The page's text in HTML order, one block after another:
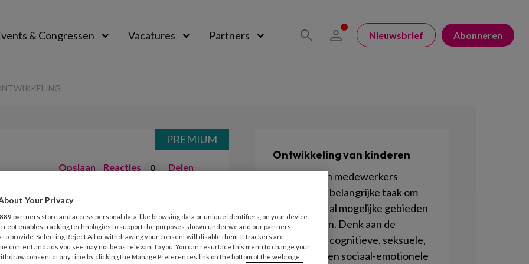
& Congressen Vacatures Partners Nieuwsbrief Abonneren
Opslaan Reacties 0 Delen
van
PREMIUM
Ontwikkeling van kinderen
Pedagogisch medewerkers
hebben een belangrijke taak om
kinderen op al mogelijke gebieden
te stimuleren. Denk aan de
motorische, cognitieve, seksuele,
lichamelijke en sociaal-emotionele
Your Privacy
889 partners store and access personal data, like browsing data or unique identifiers, on your device.
enables tracking technologies to support the purposes shown under we and our partners
to provide. Selecting Reject All or withdrawing your consent will disable them. If trackers are
content and ads you see may not be as relevant to you. You can resurface this menu to change your
consent at any time by clicking the Manage Preferences link on the bottom of the webpage.